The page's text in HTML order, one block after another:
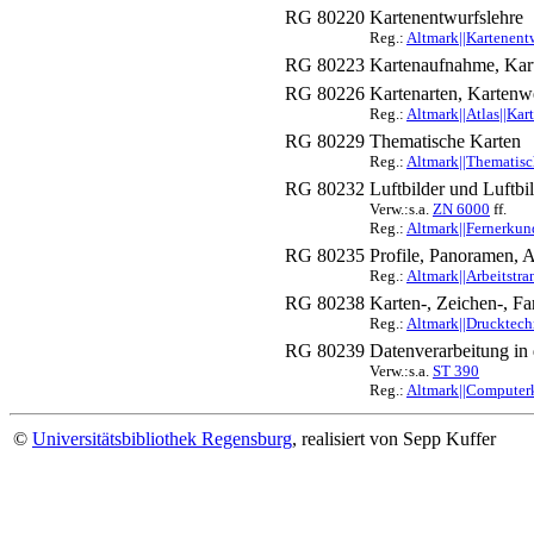
RG 80220 Kartenentwurfslehre
Reg.:
RG 80223 Kartenaufnahme,
RG 80226 Kartenarten,
Reg.:
RG 80229 Thematische Karten
Reg.:
RG 80232 Luftbilder und
Verw.:s.a. ZN 6000 ff.
Reg.:
RG 80235 Profile, Panoramen,
Reg.:
RG 80238 Karten-, Zeichen-,
Reg.:
RG 80239 Datenverarbeitung
Verw.:s.a. ST 390
Reg.:
© Universitätsbibliothek Regensburg, realisiert von Sepp Kuffer